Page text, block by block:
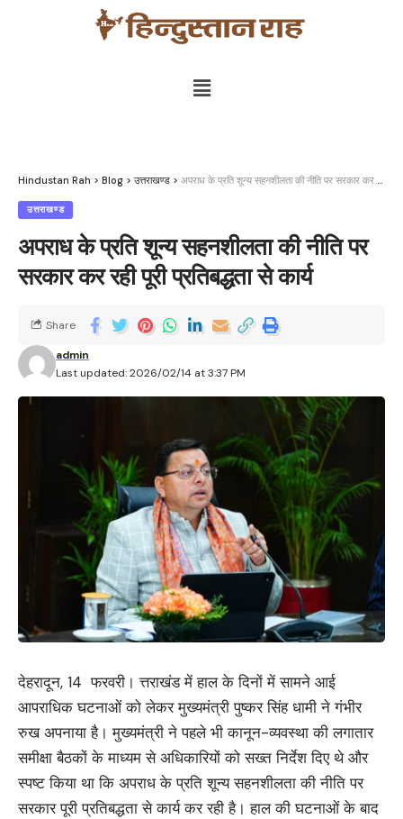
Hindustan Rah > Blog > उत्तराखण्ड > अपराध के प्रति शून्य सहनशीलता की नीति पर सरकार कर रही पूरी प्रतिबद्धता से कार्य
उत्तराखण्ड
अपराध के प्रति शून्य सहनशीलता की नीति पर
सरकार कर रही पूरी प्रतिबद्धता से कार्य
Last updated: 2026/02/14 at 3:37 PM
admin
Share
देहरादून, 14 फरवरी। त्तराखंड में हाल के दिनों में सामने आई
आपराधिक घटनाओं को लेकर मुख्यमंत्री पुष्कर सिंह धामी ने गंभीर
रुख अपनाया है। मुख्यमंत्री ने पहले भी कानून-व्यवस्था की लगातार
समीक्षा बैठकों के माध्यम से अधिकारियों को सख्त निर्देश दिए थे और
स्पष्ट किया था कि अपराध के प्रति शून्य सहनशीलता की नीति पर
सरकार पूरी प्रतिबद्धता से कार्य कर रही है। हाल की घटनाओं के बाद